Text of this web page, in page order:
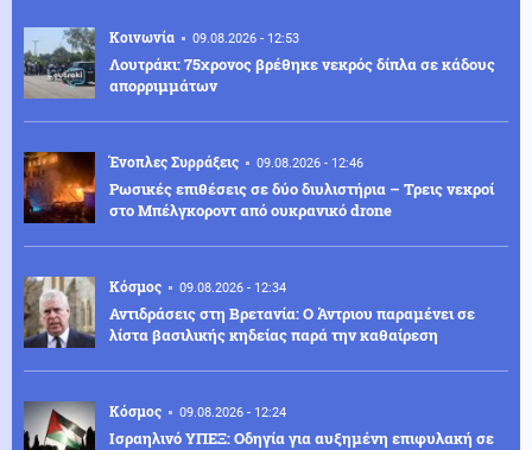
Κοινωνία 09.08.2026 - 12:53
Λουτράκι: 75χρονος βρέθηκε νεκρός δίπλα σε κάδους
απορριμμάτων
Ένοπλες Συρράξεις 09.08.2026 - 12:46
Ρωσικές επιθέσεις σε δύο διυλιστήρια – Τρεις νεκροί
στο Μπέλγκοροντ από ουκρανικό drone
Κόσμος 09.08.2026 - 12:34
Αντιδράσεις στη Βρετανία: Ο Άντριου παραμένει σε
λίστα βασιλικής κηδείας παρά την καθαίρεση
Κόσμος 09.08.2026 - 12:24
Ισραηλινό ΥΠΕΞ: Οδηγία για αυξημένη επιφυλακή σε